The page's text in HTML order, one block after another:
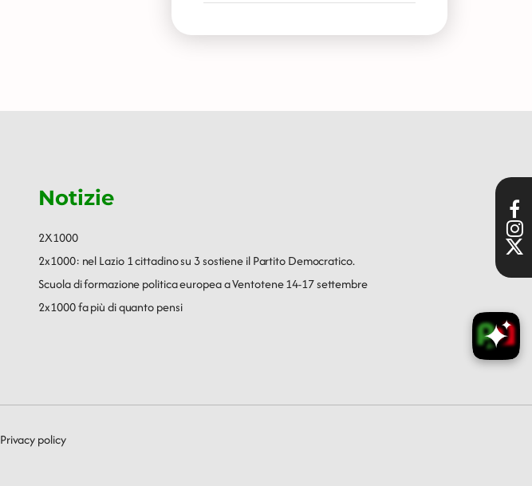
Notizie
2X1000
2x1000: nel Lazio 1 cittadino su 3 sostiene il Partito Democratico.
Scuola di formazione politica europea a Ventotene 14-17 settembre
2x1000 fa più di quanto pensi
Privacy policy